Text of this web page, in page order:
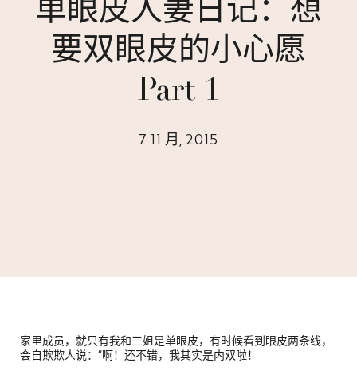
单眼皮人妻日记：想
要双眼皮的小心愿
Part 1
7 11 月, 2015
家里成员，就只有我和三姐是单眼皮，有时候看到眼皮两条线，
会自欺欺人说：“啊！还不错，我其实是内双啦！